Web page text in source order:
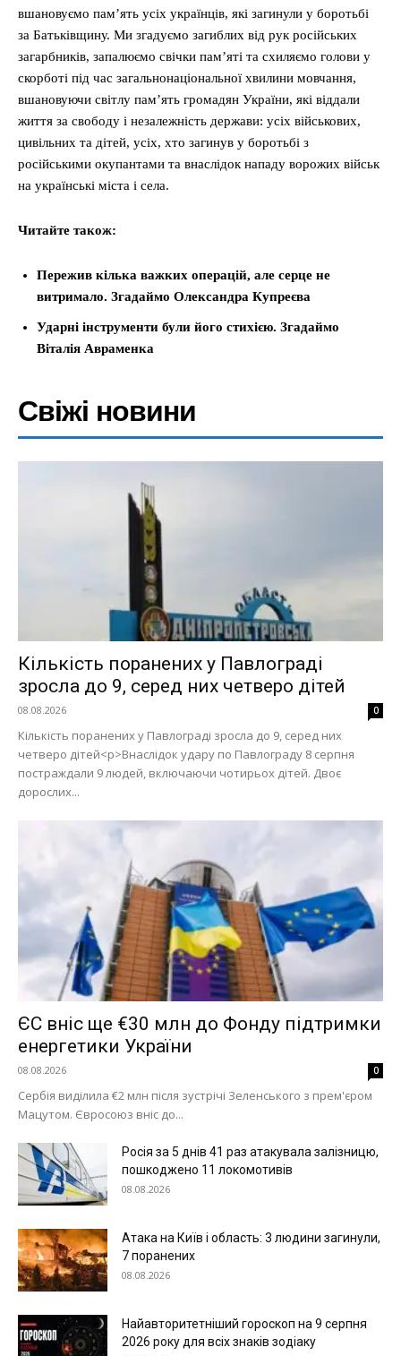
Меню
вшановуємо памʼять усіх українців, які загинули у боротьбі
за Батьківщину. Ми згадуємо загиблих від рук російських
загарбників, запалюємо свічки пам’яті та схиляємо голови у
скорботі під час загальнонаціональної хвилини мовчання,
вшановуючи світлу пам’ять громадян України, які віддали
життя за свободу і незалежність держави: усіх військових,
цивільних та дітей, усіх, хто загинув у боротьбі з
російськими окупантами та внаслідок нападу ворожих військ
на українські міста і села.
Читайте також:
Пережив кілька важких операцій, але серце не
витримало. Згадаймо Олександра Купреєва
Ударні інструменти були його стихією. Згадаймо
Віталія Авраменка
Свіжі новини
Кількість поранених у Павлограді
зросла до 9, серед них четверо дітей
08.08.2026 0
Кількість поранених у Павлограді зросла до 9, серед них
четверо дітей<p>Внаслідок удару по Павлограду 8 серпня
постраждали 9 людей, включаючи чотирьох дітей. Двоє
дорослих...
ЄС вніс ще €30 млн до Фонду підтримки
енергетики України
08.08.2026 0
Сербія виділила €2 млн після зустрічі Зеленського з прем'єром
Мацутом. Євросоюз вніс до...
Росія за 5 днів 41 раз атакувала залізницю,
пошкоджено 11 локомотивів
08.08.2026
Атака на Київ і область: 3 людини загинули,
7 поранених
08.08.2026
Найавторитетніший гороскоп на 9 серпня
2026 року для всіх знаків зодіаку